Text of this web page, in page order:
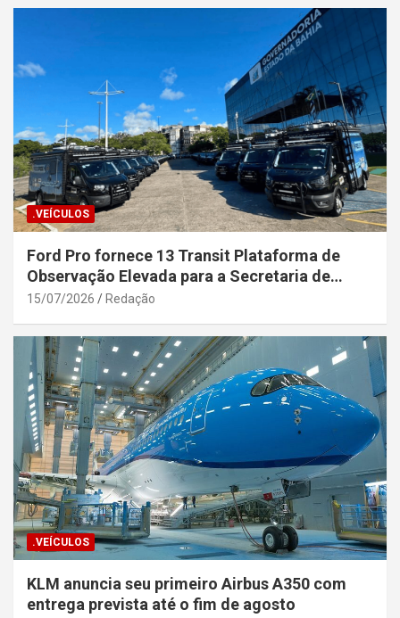
.VEÍCULOS
Ford Pro fornece 13 Transit Plataforma de
Observação Elevada para a Secretaria de
Segurança Pública da Bahia
15/07/2026 Redação
.VEÍCULOS
KLM anuncia seu primeiro Airbus A350 com
entrega prevista até o fim de agosto